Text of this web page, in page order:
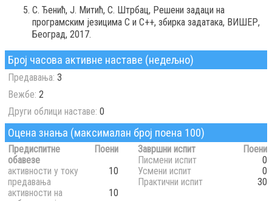
С. Ђенић, Ј. Митић, С. Штрбац, Решени задаци на
програмским језицима C и C++, збирка задатака, ВИШЕР,
Београд, 2017.
Број часова активне наставе (недељно)
Предавања: 3
Вежбе: 2
Други облици наставе: 0
Оцена знања (максималан број поена 100)
Предиспитне
обавезе
Поени
активности у току
предавања
10
активности на
10
Завршни испит
Поени
Писмени испит
0
Усмени испит
0
Практични испит
30